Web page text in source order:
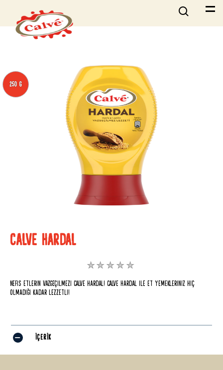
250 G
CALVE HARDAL
Bu
için
Nefis etlerin vazgeçilmezi Calve Hardal! Calve hardal ile et yemekleriniz hiç
olmadığı kadar lezzetli!
İÇERIK